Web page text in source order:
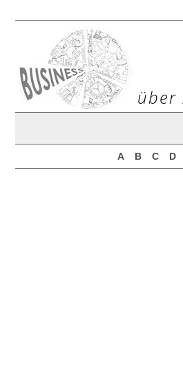
über
A B C D